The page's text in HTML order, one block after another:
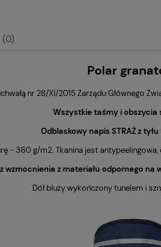
(0)
Polar
nr 28/XI/2015 Zarządu Głównego
Wszystkie taśmy i obszycia
Odblaskowy napis STRAŻ z
- 360 g/m2. Tkanina jest
wzmocnienia z materiału odpornego
Dół bluzy wykończony tunelem i